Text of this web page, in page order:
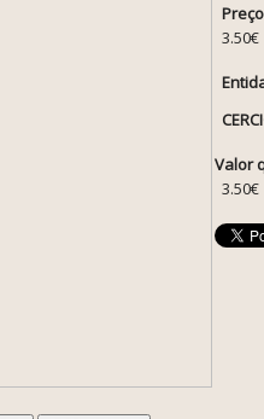
3.50€
Valor
3.50€